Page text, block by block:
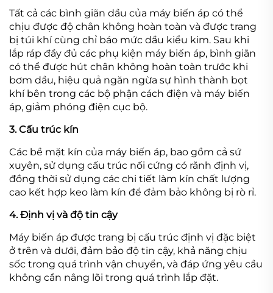
Tất cả các bình giãn dầu của máy biến áp có thể
chịu được độ chân không hoàn toàn và được trang
bị túi khí cùng chỉ báo mức dầu kiểu kim. Sau khi
lắp ráp đầy đủ các phụ kiện máy biến áp, bình giãn
có thể được hút chân không hoàn toàn trước khi
bơm dầu, hiệu quả ngăn ngừa sự hình thành bọt
khí bên trong các bộ phận cách điện và máy biến
áp, giảm phóng điện cục bộ.
3. Cấu trúc kín
Các bề mặt kín của máy biến áp, bao gồm cả sứ
xuyên, sử dụng cấu trúc nối cứng có rãnh định vị,
đồng thời sử dụng các chi tiết làm kín chất lượng
cao kết hợp keo làm kín để đảm bảo không bị rò rỉ.
4. Định vị và độ tin cậy
Máy biến áp được trang bị cấu trúc định vị đặc biệt
ở trên và dưới, đảm bảo độ tin cậy, khả năng chịu
sốc trong quá trình vận chuyển, và đáp ứng yêu cầu
không cần nâng lõi trong quá trình lắp đặt.